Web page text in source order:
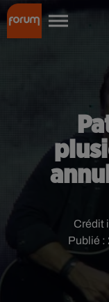
Publié :
Crédit